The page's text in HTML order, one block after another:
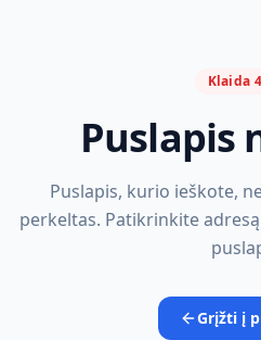
Klaida
Puslapis
Puslapis, kurio ieškote,
perkeltas. Patikrinkite
Grįžti į